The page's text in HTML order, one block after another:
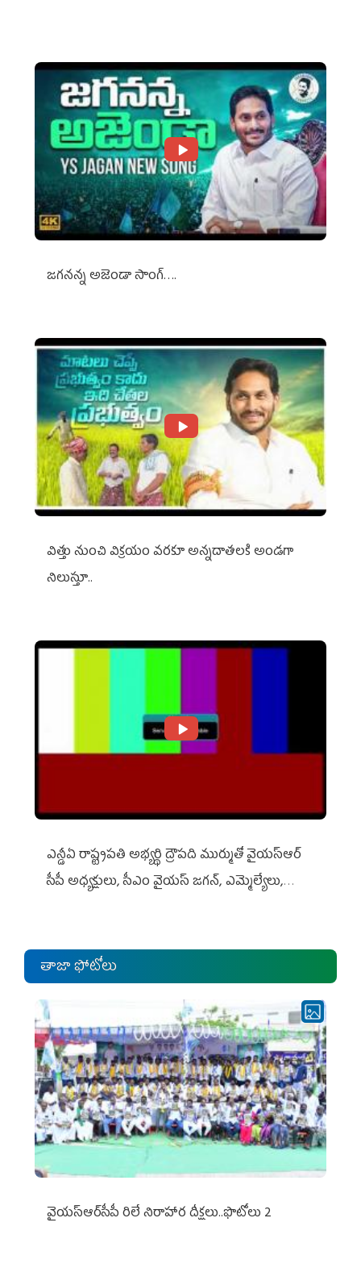
జగనన్న అజెండా సాంగ్….
విత్తు నుంచి విక్రయం వరకూ అన్నదాతలకి అండగా
నిలుస్తూ..
ఎన్డీఏ రాష్ట్ర‌ప‌తి అభ్య‌ర్థి ద్రౌప‌ది ముర్ముతో వైయ‌స్ఆర్
సీపీ అధ్య‌క్షులు, సీఎం వైయ‌స్ జ‌గ‌న్, ఎమ్మెల్యేలు,
తాజా ఫోటోలు
వైయ‌స్ఆర్‌సీపీ రిలే నిరాహార దీక్షలు..ఫొటోలు 2